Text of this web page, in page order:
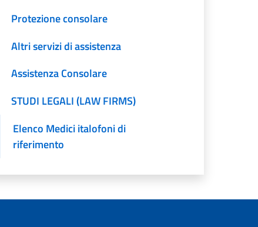
Protezione consolare
Altri servizi di assistenza
Assistenza Consolare
STUDI LEGALI (LAW FIRMS)
Elenco Medici italofoni di
riferimento